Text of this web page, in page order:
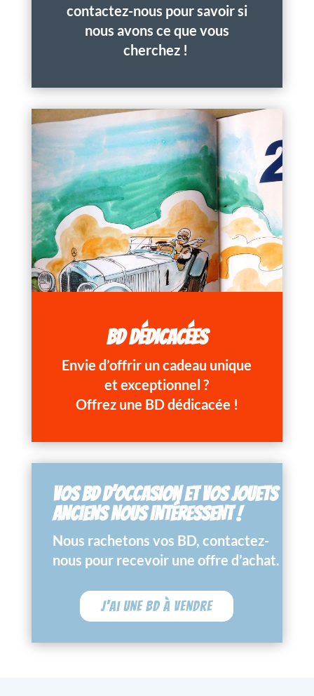
contactez-nous pour savoir si
nous avons ce que vous
cherchez !
BD DÉDICACÉES
Envie d’offrir un cadeau unique
et exceptionnel ?
Offrez une BD dédicacée !
VOS BD D’OCCASION ET VOS JOUETS
ANCIENS NOUS INTÉRESSENT !
Nous rachetons vos BD, contactez-
nous pour recevoir une offre d’achat.
J'ai une BD à vendre